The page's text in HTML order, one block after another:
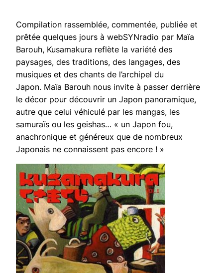
Compilation rassemblée, commentée, publiée et
prêtée quelques jours à webSYNradio par Maïa
Barouh, Kusamakura reflète la variété des
paysages, des traditions, des langages, des
musiques et des chants de l’archipel du
Japon. Maïa Barouh nous invite à passer derrière
le décor pour découvrir un Japon panoramique,
autre que celui véhiculé par les mangas, les
samuraïs ou les geishas… « un Japon fou,
anachronique et généreux que de nombreux
Japonais ne connaissent pas encore ! »